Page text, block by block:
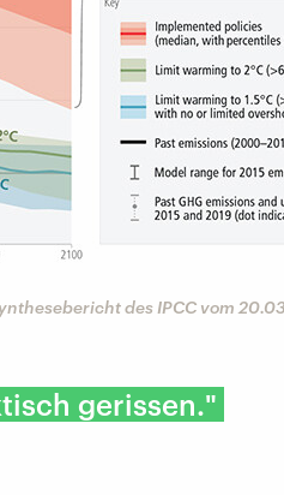
des IPCC vom
gerissen."